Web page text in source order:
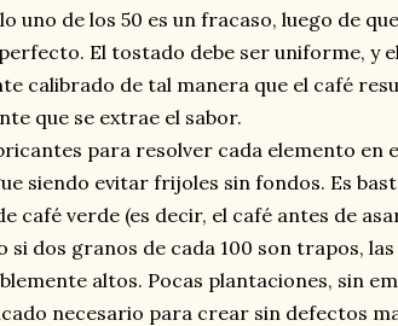
uno de los 50 es un fracaso, luego de
El tostado debe ser uniforme, y
calibrado de tal manera que el café
que se extrae el sabor.
para resolver cada elemento en
siendo evitar frijoles sin fondos. Es
café verde (es decir, el café antes de
si dos granos de cada 100 son trapos,
altos. Pocas plantaciones, sin
necesario para crear sin defectos